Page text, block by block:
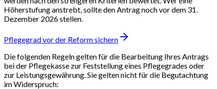
Höherstufung anstrebt, sollte den Antrag noch vor dem 31.
Dezember 2026 stellen.
Pflegegrad vor der Reform sichern
Die folgenden Regeln gelten für die Bearbeitung Ihres Antrags
bei der Pflegekasse zur Feststellung eines Pflegegrades oder
zur Leistungsgewährung. Sie gelten nicht für die Begutachtung
im Widerspruch: